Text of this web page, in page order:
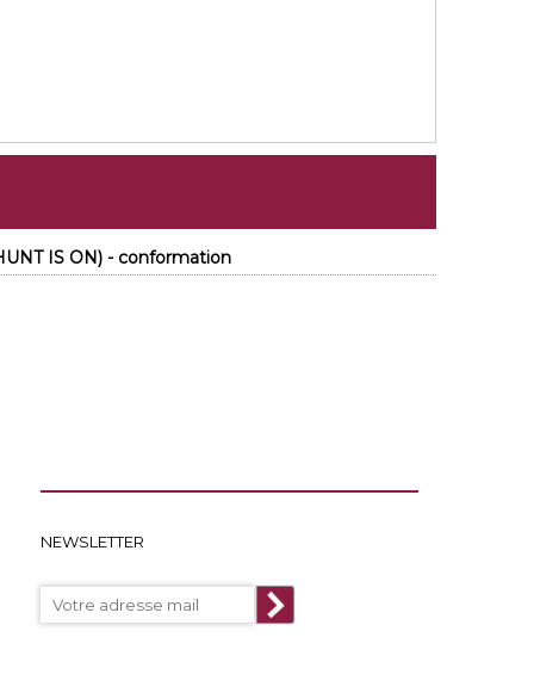
IS ON) - conformation
NEWSLETTER